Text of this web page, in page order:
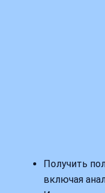
Получить
включая